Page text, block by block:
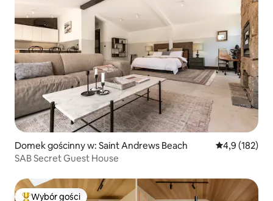
Domek gościnny w: Saint Andrews Beach Średnia
4,9 (182)
SAB Secret Guest House
Wybór gości